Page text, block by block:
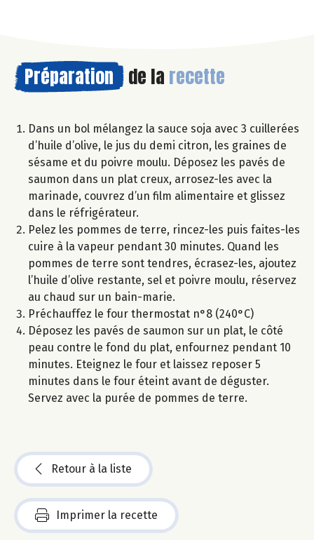
Préparation de la recette
Dans un bol mélangez la sauce soja avec 3 cuillerées
d’huile d’olive, le jus du demi citron, les graines de
sésame et du poivre moulu. Déposez les pavés de
saumon dans un plat creux, arrosez-les avec la
marinade, couvrez d’un film alimentaire et glissez
dans le réfrigérateur.
Pelez les pommes de terre, rincez-les puis faites-les
cuire à la vapeur pendant 30 minutes. Quand les
pommes de terre sont tendres, écrasez-les, ajoutez
l’huile d’olive restante, sel et poivre moulu, réservez
au chaud sur un bain-marie.
Préchauffez le four thermostat n°8 (240°C)
Déposez les pavés de saumon sur un plat, le côté
peau contre le fond du plat, enfournez pendant 10
minutes. Eteignez le four et laissez reposer 5
minutes dans le four éteint avant de déguster.
Servez avec la purée de pommes de terre.
Retour à la liste
Imprimer la recette